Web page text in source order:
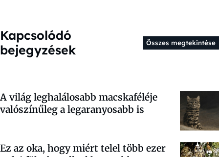
Kapcsolódó
bejegyzések
Összes megtekintése
A világ leghalálosabb macskaféléje
valószínűleg a legaranyosabb is
Ez az oka, hogy miért telel több ezer